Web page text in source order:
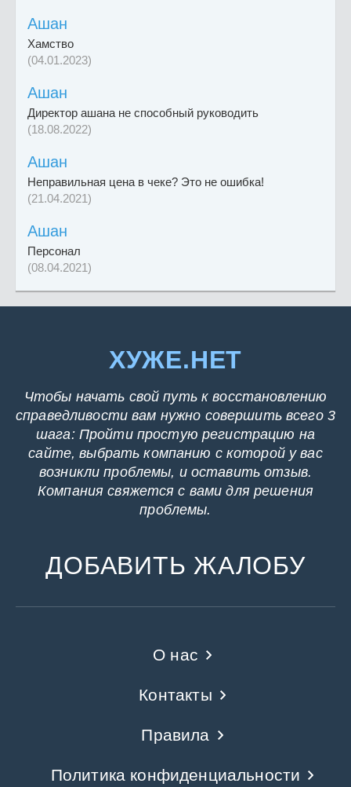
Ашан
Хамство
(04.01.2023)
Ашан
Директор ашана не способный руководить
(18.08.2022)
Ашан
Неправильная цена в чеке? Это не ошибка!
(21.04.2021)
Ашан
Персонал
(08.04.2021)
ХУЖЕ.НЕТ
Чтобы начать свой путь к восстановлению
справедливости вам нужно совершить всего 3
шага: Пройти простую регистрацию на
сайте, выбрать компанию с которой у вас
возникли проблемы, и оставить отзыв.
Компания свяжется с вами для решения
проблемы.
ДОБАВИТЬ ЖАЛОБУ
О нас
Контакты
Правила
Политика конфиденциальности